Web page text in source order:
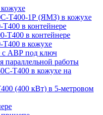
Т400-1Р (ЯМЗ) в кожухе
в контейнере
Т400 в контейнере
в кожухе
с АВР под ключ
параллельной работы
Т400 в кожухе на
(400 кВт) в 5-метровом